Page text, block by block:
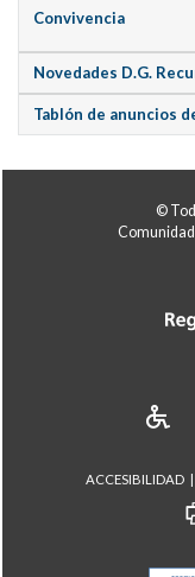
Convivencia
Novedades D.G.
Tablón de anuncios
©
ACCESIBILIDAD